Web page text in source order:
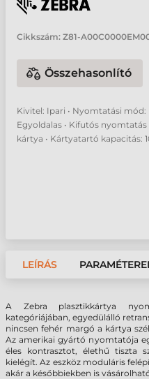
Cikkszám: Z81-
Összehasonlító
Kivitel: Ipari • Nyomtatási mód:
Egyoldalas • Kifutós
kártya • Kártyatartó kapacitás:
LEÍRÁS
A Zebra plasztikkártya
kategóriájában, egyedülálló
nincsen fehér margó a kártya
Az amerikai gyártó nyomtatója
éles kontrasztot, élethű tiszta
kielégít. Az eszköz moduláris
akár a későbbiekben is